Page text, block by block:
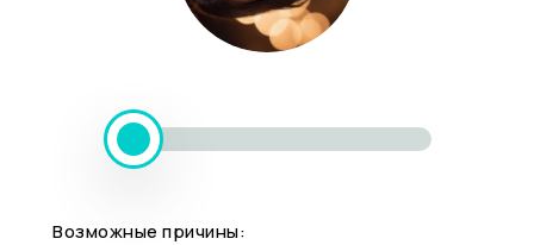
Возможные причины: